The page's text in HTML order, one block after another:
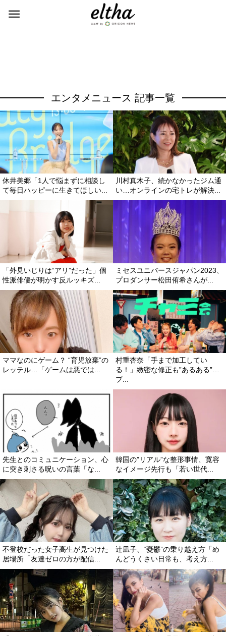
エンタメニュース 記事一覧
休井美郷「1人で悩まずに相談し
て毎日ハッピーに生きてほしい...
川村真木子、続かなかったジム通
い…オンラインの宅トレが解決...
「外見いじりは“アリ”だった」個
性派俳優が明かす反ルッキズ...
ミセスユニバースジャパン2023、
プロダンサー松田侑希さんが...
ママなのにゲーム？ “育児放棄”の
レッテル…「ゲームは悪では...
村重杏奈「手まで加工してい
る！」緻密な修正も”あるある”…
プ...
先生とのコミュニケーション、心
に突き刺さる呪いの言葉「な...
韓国の”リアル”な整形事情、寛容
なイメージ先行も「若い世代...
不登校だった女子高生が見つけた
居場所「友達ゼロの方が配信...
辻凪子、“憂鬱”の乗り越え方「め
んどうくさい日常も、考え方...